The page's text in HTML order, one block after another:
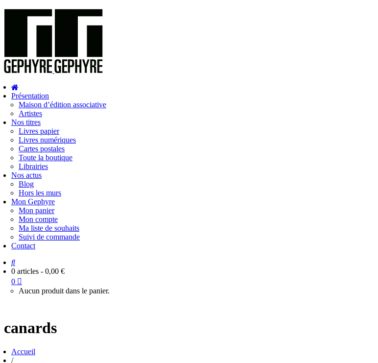
Présentation
Maison d’édition associative
Artistes
Nos titres
Livres papier
Livres numériques
Cartes postales
Toute la boutique
Librairies
Nos actus
Blog
Hors les murs
Mon Gephyre
Mon panier
Mon compte
Ma liste de souhaits
Suivi de commande
Contact
0 articles - 0,00 €
0
Aucun produit dans le panier.
canards
Accueil
/